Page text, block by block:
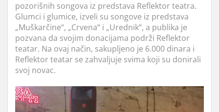
pozorišnih songova iz predstava Reflektor teatra.
Glumci i glumice, izveli su songove iz predstava
„Muškarčine“, „Crvena“ i „Urednik“, a publika je
pozvana da svojim donacijama podrži Reflektor
teatar. Na ovaj način, sakupljeno je 6.000 dinara i
Reflektor teatar se zahvaljuje svima koji su donirali
svoj novac.